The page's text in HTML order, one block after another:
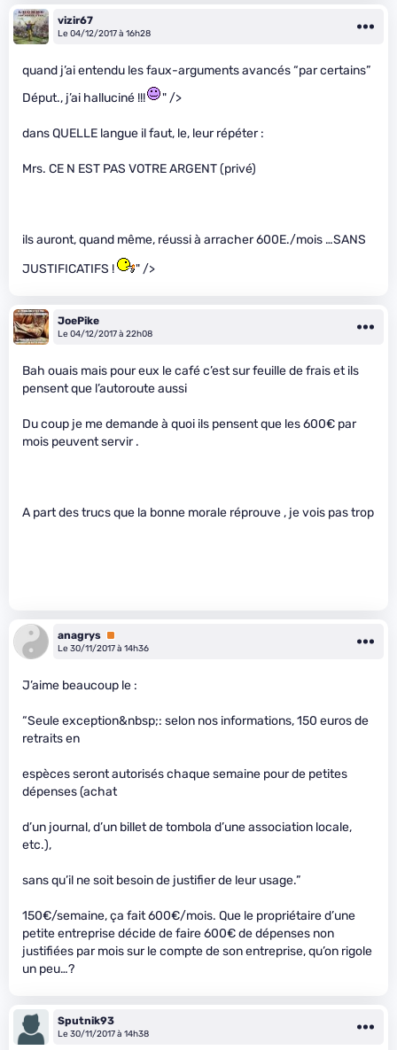
vizir67
Le 04/12/2017 à 16h28
quand j’ai entendu les faux-arguments avancés “par certains”
Déput., j’ai halluciné !!!
" />
dans QUELLE langue il faut, le, leur répéter :
Mrs. CE N EST PAS VOTRE ARGENT (privé)
ils auront, quand même, réussi à arracher 600E./mois …SANS
JUSTIFICATIFS !
" />
JoePike
Le 04/12/2017 à 22h08
Bah ouais mais pour eux le café c’est sur feuille de frais et ils
pensent que l’autoroute aussi
Du coup je me demande à quoi ils pensent que les 600€ par
mois peuvent servir .
A part des trucs que la bonne morale réprouve , je vois pas trop
anagrys Premium
Le 30/11/2017 à 14h36
J’aime beaucoup le :
“Seule exception&nbsp;: selon nos informations, 150 euros de
retraits en
espèces seront autorisés chaque semaine pour de petites
dépenses (achat
d’un journal, d’un billet de tombola d’une association locale,
etc.),
sans qu’il ne soit besoin de justifier de leur usage.”
150€/semaine, ça fait 600€/mois. Que le propriétaire d’une
petite entreprise décide de faire 600€ de dépenses non
justifiées par mois sur le compte de son entreprise, qu’on rigole
un peu…?
Sputnik93
Le 30/11/2017 à 14h38